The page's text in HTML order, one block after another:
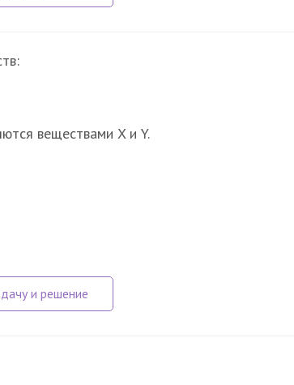
веществами X и Y.